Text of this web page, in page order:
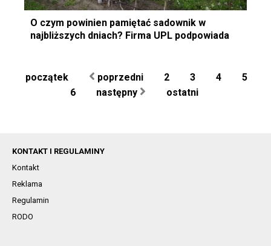
O czym powinien pamiętać sadownik w
najbliższych dniach? Firma UPL podpowiada
początek poprzedni 2 3 4
5
6
następny ostatni
KONTAKT I REGULAMINY
Kontakt
Reklama
Regulamin
RODO